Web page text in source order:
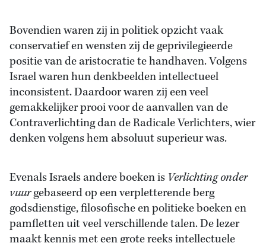
Bovendien waren zij in politiek opzicht vaak
conservatief en wensten zij de geprivilegieerde
positie van de aristocratie te handhaven. Volgens
Israel waren hun denkbeelden intellectueel
inconsistent. Daardoor waren zij een veel
gemakkelijker prooi voor de aanvallen van de
Contraverlichting dan de Radicale Verlichters, wier
denken volgens hem absoluut superieur was.
Evenals Israels andere boeken is Verlichting onder
vuurgebaseerd op een verpletterende berg
godsdienstige, filosofische en politieke boeken en
pamfletten uit veel verschillende talen. De lezer
maakt kennis met een grote reeks intellectuele